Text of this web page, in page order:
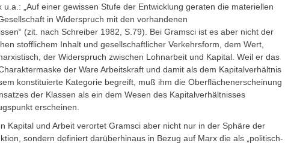
u.a.: „Auf einer gewissen Stufe der Entwicklung geraten die materiellen
in Widerspruch mit den vorhandenen
(zit. nach Schreiber 1982, S.79). Bei Gramsci ist es aber nicht der
stofflichem Inhalt und gesellschaftlicher Verkehrsform, dem Wert,
der Widerspruch zwischen Lohnarbeit und Kapital. Weil er das
der Ware Arbeitskraft und damit als dem Kapitalverhältnis
konstituierte Kategorie begreift, muß ihm die Oberflächenerscheinung
der Klassen als ein dem Wesen des Kapitalverhältnisses
erscheinen.
Kapital und Arbeit verortet Gramsci aber nicht nur in der Sphäre der
sondern definiert darüberhinaus in Bezug auf Marx die als „politisch-